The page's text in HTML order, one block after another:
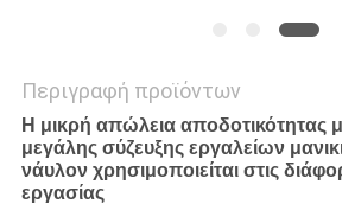
Περιγραφή προϊόντων
Η μικρή απώλεια αποδοτικότητας
μεγάλης σύζευξης εργαλείων
νάυλον χρησιμοποιείται στις
εργασίας